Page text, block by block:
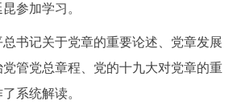
利企服务 投资项目
阳光政务
参加学习。
记关于党章的重要论述、党章发展
管党总章程、党的十九大对党章的重
系统解读。